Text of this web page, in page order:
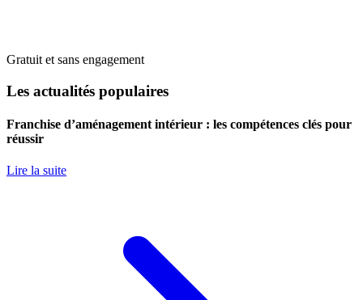
Gratuit et sans engagement
Les actualités populaires
Franchise d’aménagement intérieur : les compétences clés pour
réussir
Lire la suite